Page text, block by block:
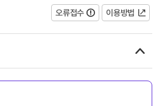
오류접수 이용방법